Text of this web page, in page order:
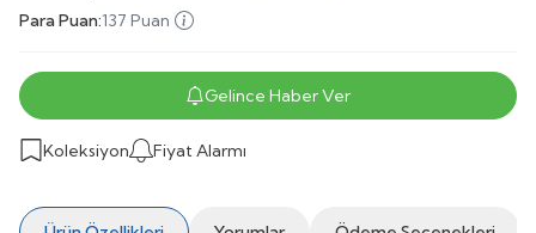
Para Puan:137 Puan
Gelince Haber Ver
Koleksiyon Fiyat Alarmı